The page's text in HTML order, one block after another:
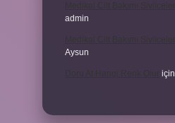
admin
Aysun
için